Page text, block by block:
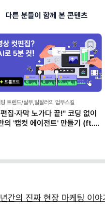
다른 분들이 함께 본 콘텐츠
되려면?
터 하세요
이직/취업/커리어
"오후 4시에 출근
리모트 근무 실전
간의 진짜 현장 마케팅 이야